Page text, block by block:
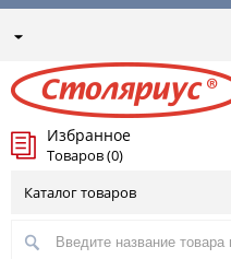
Избранное
Товаров (0)
Каталог товаров